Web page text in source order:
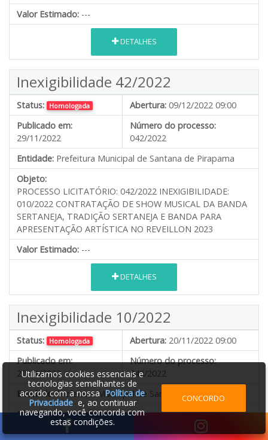
Valor Estimado: ---
DETALHES
Inexigibilidade 42/2022
Status: Homologada Abertura: 09/12/2022 09:00
Publicado em:
29/11/2022
Número do processo:
042/2022
Entidade: Prefeitura Municipal de Santana de Pirapama
Objeto:
PROCESSO LICITATÓRIO: 042/2022 INEXIGIBILIDADE:
010/2022 CONTRATAÇÃO DE SHOW MUSICAL DA BANDA
SERTANEJA, TRADIÇÃO SERTANEJA E BANDA PARA
APRESENTAÇÃO ARTÍSTICA NO REVEILLON 2023
Valor Estimado: ---
DETALHES
Inexigibilidade 10/2022
Status: Homologada Abertura: 20/11/2022 09:00
Publicado em:
20/11/2022
Número do processo:
042/2022
Entidade:Prefeitura Municipal de Santana de Pirapama
Objeto:
PROCESSO LICITATÓRIO: 042/2022 INEXIGIBILIDADE:
Utilizamos cookies essenciais e
tecnologias semelhantes de
acordo com a nossaPolítica de
Privacidadee, ao continuar
navegando, você concorda com
estas condições.
CONCORDO